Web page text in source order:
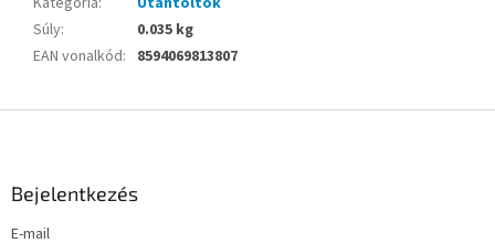
Súly:
0.035 kg
EAN vonalkód: 8594069813807
Bejelentkezés
E-mail